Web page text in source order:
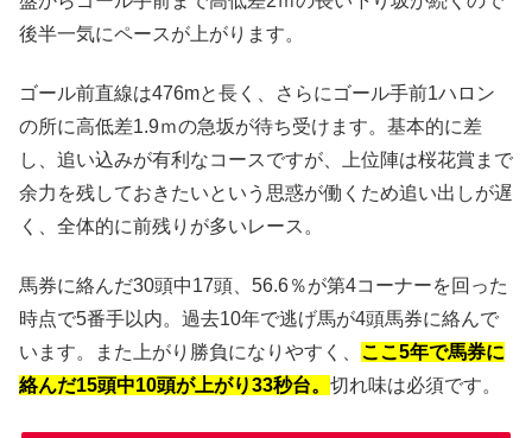
後半一気にペースが上がります。
ゴール前直線は476mと長く、さらにゴール手前1ハロン
の所に高低差1.9ｍの急坂が待ち受けます。基本的に差
し、追い込みが有利なコースですが、上位陣は桜花賞まで
余力を残しておきたいという思惑が働くため追い出しが遅
く、全体的に前残りが多いレース。
馬券に絡んだ30頭中17頭、56.6％が第4コーナーを回った
時点で5番手以内。過去10年で逃げ馬が4頭馬券に絡んで
います。また上がり勝負になりやすく、 ここ5年で馬券に
絡んだ15頭中10頭が上がり33秒台。 切れ味は必須です。